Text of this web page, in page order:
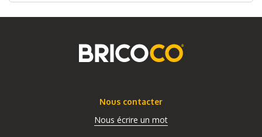
Nous contacter
Nous écrire un mot